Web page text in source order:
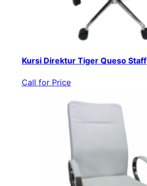
Kursi Direktur Tiger Queso Staff
Call for Price